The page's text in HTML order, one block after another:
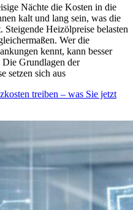
Nächte die Kosten in die
kalt und lang sein, was die
Heizölpreise belasten
Wer die
kennt, kann besser
Grundlagen der
setzen sich aus
treiben – was Sie jetzt